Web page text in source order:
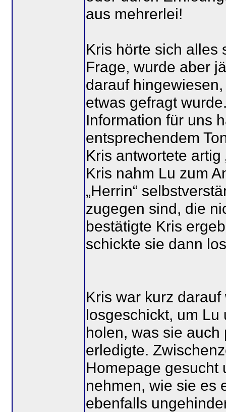
aus mehrerlei!
Kris hörte sich alles
Frage, wurde aber
darauf
etwas gefragt
Information für uns
entsprechendem
Kris antwortete artig
Kris nahm Lu zum
„Herrin“
zugegen sind, die
bestätigte Kris
schickte sie dann
Kris war kurz
losgeschickt, um
holen, was sie
erledigte.
Homepage gesucht
nehmen, wie sie es
ebenfalls